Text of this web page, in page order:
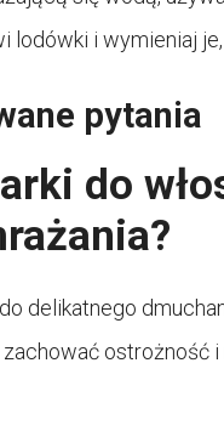
i wymieniaj
pytania
do
delikatnego